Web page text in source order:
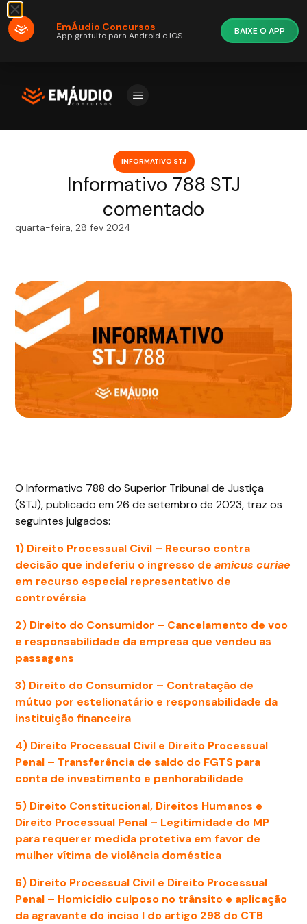
INFORMATIVO STJ
Informativo 788 STJ
comentado
quarta-feira, 28 fev 2024
O Informativo 788 do Superior Tribunal de Justiça
(STJ), publicado em 26 de setembro de 2023, traz os
seguintes julgados:
1) Direito Processual Civil – Recurso contra
decisão que indeferiu o ingresso deamicus curiae
em recurso especial representativo de
controvérsia
2) Direito do Consumidor – Cancelamento de voo
e responsabilidade da empresa que vendeu as
passagens
3) Direito do Consumidor – Contratação de
mútuo por estelionatário e responsabilidade da
instituição financeira
4) Direito Processual Civil e Direito Processual
Penal – Transferência de saldo do FGTS para
conta de investimento e penhorabilidade
5) Direito Constitucional, Direitos Humanos e
Direito Processual Penal – Legitimidade do MP
para requerer medida protetiva em favor de
mulher vítima de violência doméstica
6) Direito Processual Civil e Direito Processual
Penal – Homicídio culposo no trânsito e aplicação
da agravante do inciso I do artigo 298 do CTB
EmÁudio Concursos
App gratuito para Android e IOS. BAIXE O APP